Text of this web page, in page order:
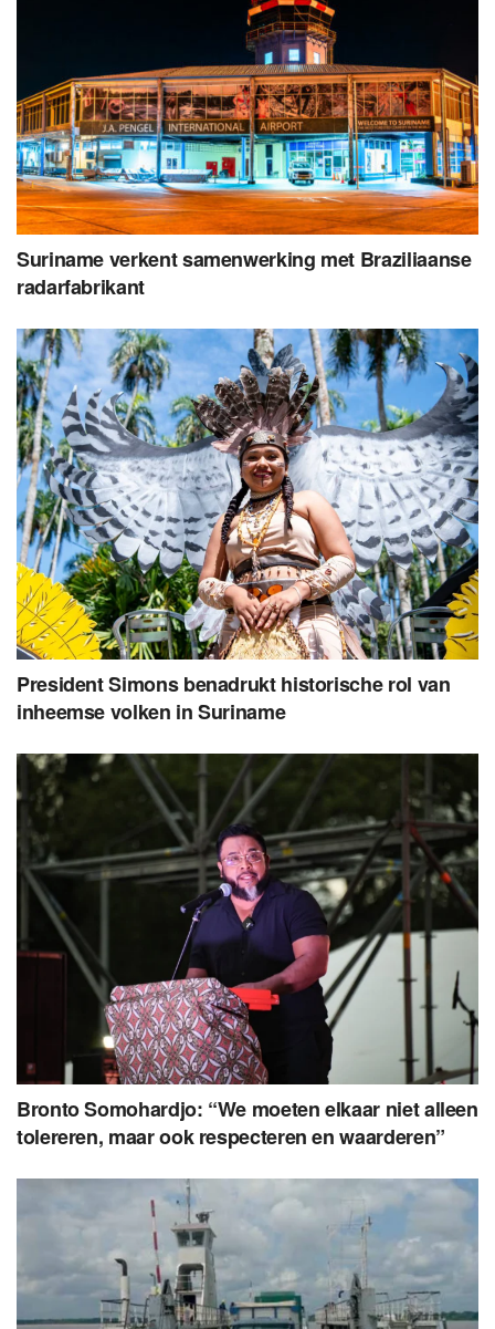
Suriname verkent samenwerking met Braziliaanse
radarfabrikant
President Simons benadrukt historische rol van
inheemse volken in Suriname
Bronto Somohardjo: “We moeten elkaar niet alleen
tolereren, maar ook respecteren en waarderen”